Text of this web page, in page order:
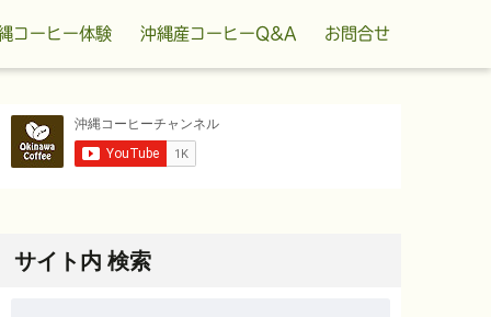
コーヒー体験 沖縄産コーヒーQ&A お問合せ
サイト内 検索